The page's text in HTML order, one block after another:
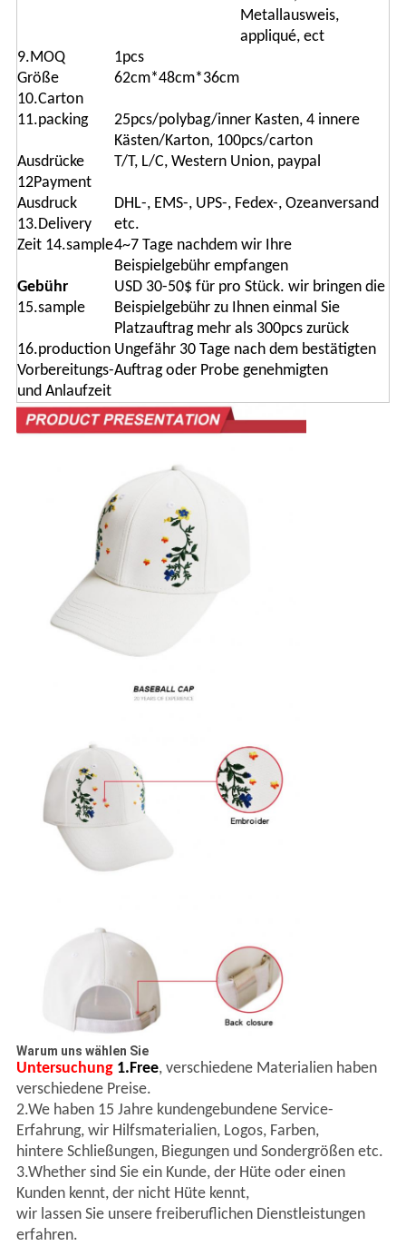
Metallausweis,
appliqué, ect
9.MOQ
1pcs
Größe
10.Carton
62cm*48cm*36cm
11.packing
25pcs/polybag/inner Kasten, 4 innere
Kästen/Karton, 100pcs/carton
Ausdrücke
12Payment
T/T, L/C, Western Union, paypal
Ausdruck
13.Delivery
DHL-, EMS-, UPS-, Fedex-, Ozeanversand
etc.
Zeit 14.sample4~7 Tage nachdem wir Ihre
Beispielgebühr empfangen
Gebühr
15.sample
USD 30-50$ für pro Stück. wir bringen die
Beispielgebühr zu Ihnen einmal Sie
Platzauftrag mehr als 300pcs zurück
16.production
Vorbereitungs-
und Anlaufzeit
Ungefähr 30 Tage nach dem bestätigten
Auftrag oder Probe genehmigten
Warum uns wählen Sie
Untersuchung 1.Free, verschiedene Materialien haben
verschiedene Preise.
2.We haben 15 Jahre kundengebundene Service-
Erfahrung, wir Hilfsmaterialien, Logos, Farben,
hintere Schließungen, Biegungen und Sondergrößen etc.
3.Whether sind Sie ein Kunde, der Hüte oder einen
Kunden kennt, der nicht Hüte kennt,
wir lassen Sie unsere freiberuflichen Dienstleistungen
erfahren.